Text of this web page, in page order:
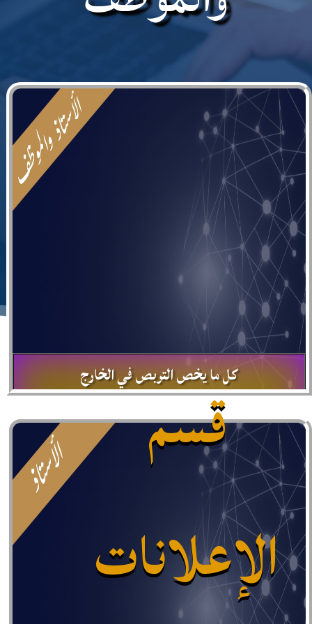
40
موظف
كل ما يخص التربص في الخارج
تعرض هذه الصفحة الوثائق الواجب تقديمها قبل التربص وبعده،
مع إمكانية تحميل جميع الوثائق المطلوبة.
المزيد
قسم
الإعلانات